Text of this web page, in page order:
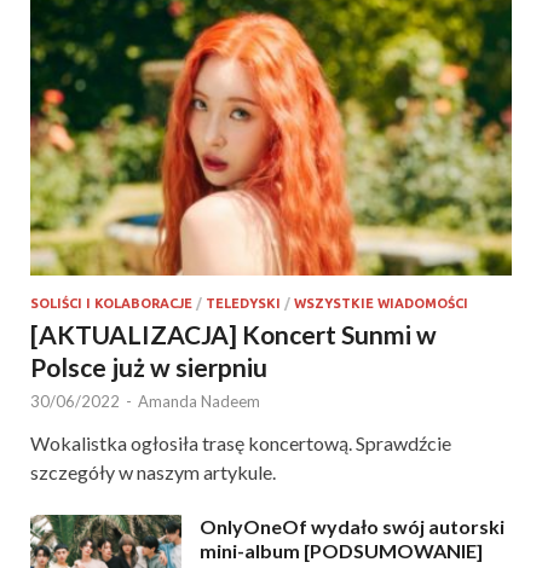
SOLIŚCI I KOLABORACJE / TELEDYSKI / WSZYSTKIE WIADOMOŚCI
[AKTUALIZACJA] Koncert Sunmi w
Polsce już w sierpniu
30/06/2022 - Amanda Nadeem
Wokalistka ogłosiła trasę koncertową. Sprawdźcie
szczegóły w naszym artykule.
OnlyOneOf wydało swój autorski
mini-album [PODSUMOWANIE]